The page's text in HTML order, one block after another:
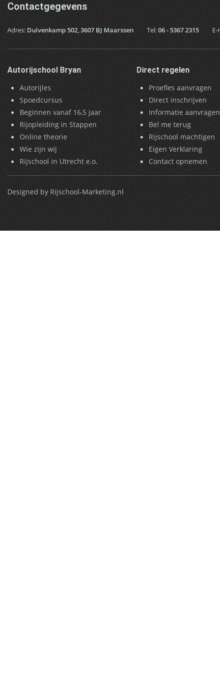
Contactgegevens
Adres:Duivenkamp 502, 3607 BJ Maarssen Tel:06 - 5367 2315
Autorijschool Bryan
Autorijles
Spoedcursus
Beginnen vanaf 16,5 jaar
Rijopleiding in Stappen
Online theorie
Wie zijn wij
Rijschool in Utrecht e.o.
Direct regelen
Proefles aanvragen
Direct inschrijven
Informatie aanvragen
Bel me terug
Rijschool machtigen
Eigen Verklaring
Contact opnemen
Designed by Rijschool-Marketing.nl